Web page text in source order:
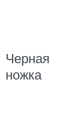
Черная
ножка